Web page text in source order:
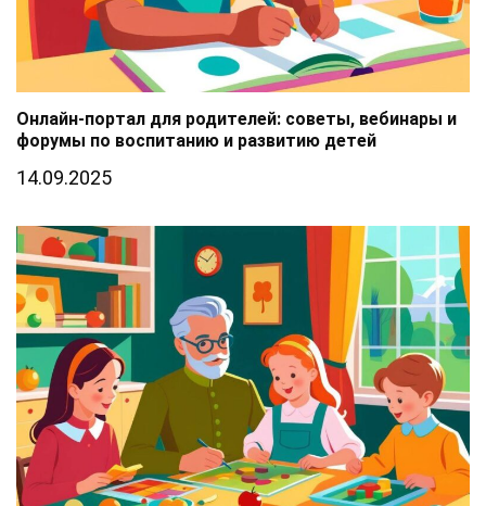
Онлайн-портал для родителей: советы, вебинары и
форумы по воспитанию и развитию детей
14.09.2025